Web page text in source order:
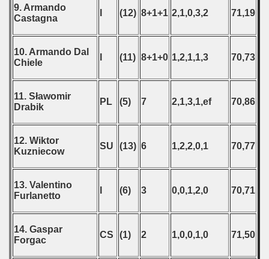
9. Armando
Castagna
(12) 8+1+1 2,1,0,3,2 71,19
10. Armando Dal
Chiele
(11) 8+1+0 1,2,1,1,3 70,73
11. Sławomir
Drabik
PL (5) 7 2,1,3,1,ef 70,86
12. Wiktor
Kuzniecow
SU (13) 6 1,2,2,0,1 70,77
13. Valentino
Furlanetto
(6) 3 0,0,1,2,0 70,71
14. Gaspar
Forgac
CS (1) 2 1,0,0,1,0 71,50